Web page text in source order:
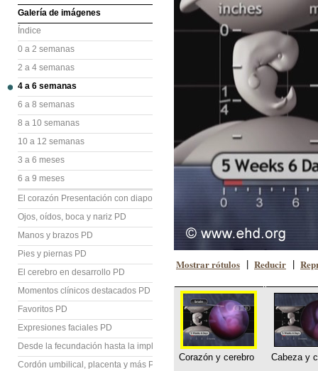
Galería de imágenes
Índice
0 a 2 semanas
2 a 4 semanas
4 a 6 semanas
6 a 8 semanas
8 a 10 semanas
10 a 12 semanas
3 a 6 meses
6 a 9 meses
El corazón Presentación con diapositivas (PD)
Ojos, oídos, boca y nariz PD
Manos y brazos PD
Pies y piernas PD
El cerebro en desarrollo PD
Momentos clínicos destacados PD
Favoritos PD
Expresiones faciales PD
Desde la fecundación hasta la implantación PD
Cordón umbilical, placenta y más PD
Mostrar rótulos Reducir
Corazón y cerebro Cabeza y